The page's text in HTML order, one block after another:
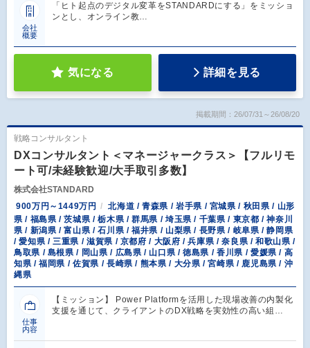
会社
概要
「ヒト起点のデジタル変革をSTANDARDにする」をミッショ
ンとし、オンライン教…
気になる 詳細を見る
掲載期間：26/07/31～26/08/20
戦略コンサルタント
DXコンサルタント＜マネージャークラス＞【フルリモ
ート可/未経験歓迎/大手取引多数】
株式会社STANDARD
900万円～1449万円
北海道 / 青森県 / 岩手県 / 宮城県 / 秋田県 / 山形
県 / 福島県 / 茨城県 / 栃木県 / 群馬県 / 埼玉県 / 千葉県 / 東京都 / 神奈川
県 / 新潟県 / 富山県 / 石川県 / 福井県 / 山梨県 / 長野県 / 岐阜県 / 静岡県
/ 愛知県 / 三重県 / 滋賀県 / 京都府 / 大阪府 / 兵庫県 / 奈良県 / 和歌山県 /
鳥取県 / 島根県 / 岡山県 / 広島県 / 山口県 / 徳島県 / 香川県 / 愛媛県 / 高
知県 / 福岡県 / 佐賀県 / 長崎県 / 熊本県 / 大分県 / 宮崎県 / 鹿児島県 / 沖
縄県
仕事
内容
【ミッション】 Power Platformを活用した現場改善の内製化
支援を通じて、クライアントのDX戦略を実効性の高い組…